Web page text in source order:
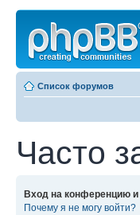
Список форумов
Часто
Вход на конференцию и
Почему я не могу войти?